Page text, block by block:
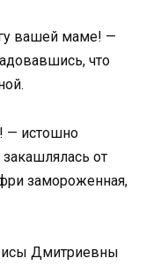
вашей маме! —
что
— истошно
от
замороженная,
Дмитриевны